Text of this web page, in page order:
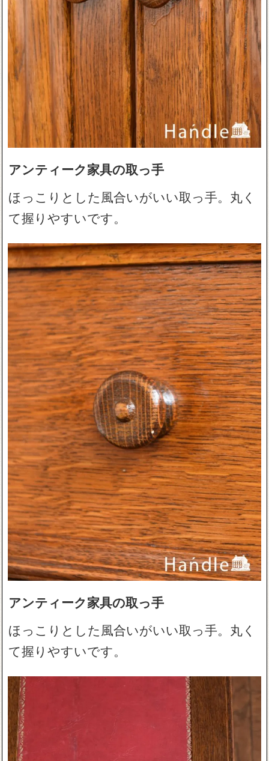
アンティーク家具の取っ手
ほっこりとした風合いがいい取っ手。丸く
て握りやすいです。
アンティーク家具の取っ手
ほっこりとした風合いがいい取っ手。丸く
て握りやすいです。